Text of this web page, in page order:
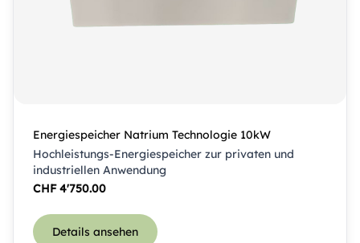
Energiespeicher Natrium Technologie 10kW
Hochleistungs-Energiespeicher zur privaten und
industriellen Anwendung
CHF4'750.00
Details ansehen